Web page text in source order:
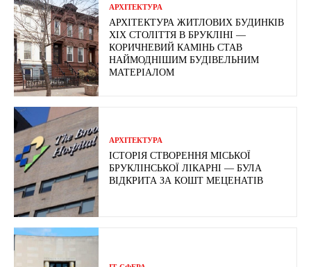
АРХІТЕКТУРА
АРХІТЕКТУРА ЖИТЛОВИХ БУДИНКІВ
ХІХ СТОЛІТТЯ В БРУКЛІНІ —
КОРИЧНЕВИЙ КАМІНЬ СТАВ
НАЙМОДНІШИМ БУДІВЕЛЬНИМ
МАТЕРІАЛОМ
АРХІТЕКТУРА
ІСТОРІЯ СТВОРЕННЯ МІСЬКОЇ
БРУКЛІНСЬКОЇ ЛІКАРНІ — БУЛА
ВІДКРИТА ЗА КОШТ МЕЦЕНАТІВ